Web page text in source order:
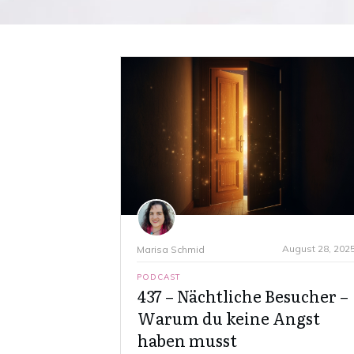
Marisa Schmid August 28,
PODCAST
437 – Nächtliche Besucher –
Warum du keine Angst
haben musst